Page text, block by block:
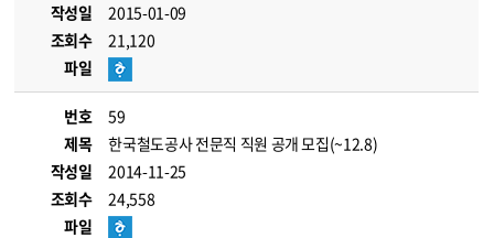
작성일
2015-01-09
조회수
21,120
파일
번호
59
제목
한국철도공사 전문직 직원 공개 모집(~12.8)
작성일
2014-11-25
조회수
24,558
파일